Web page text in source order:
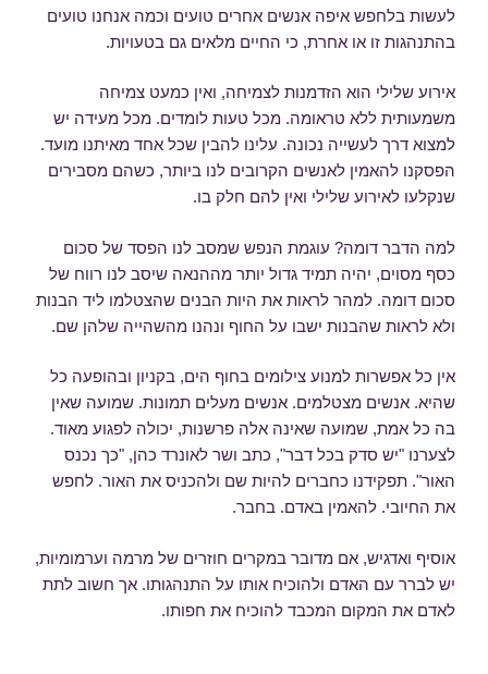
לעשות בלחפש איפה אנשים אחרים טועים וכמה אנחנו טועים
בהתנהגות זו או אחרת, כי החיים מלאים גם בטעויות.
אירוע שלילי הוא הזדמנות לצמיחה, ואין כמעט צמיחה
משמעותית ללא טראומה. מכל טעות לומדים. מכל מעידה יש
למצוא דרך לעשייה נכונה. עלינו להבין שכל אחד מאיתנו מועד.
הפסקנו להאמין לאנשים הקרובים לנו ביותר, כשהם מסבירים
שנקלעו לאירוע שלילי ואין להם חלק בו.
למה הדבר דומה? עוגמת הנפש שמסב לנו הפסד של סכום
כסף מסוים, יהיה תמיד גדול יותר מההנאה שיסב לנו רווח של
סכום דומה. למהר לראות את היות הבנים שהצטלמו ליד הבנות
ולא לראות שהבנות ישבו על החוף ונהנו מהשהייה שלהן שם.
אין כל אפשרות למנוע צילומים בחוף הים, בקניון ובהופעה כל
שהיא. אנשים מצטלמים. אנשים מעלים תמונות. שמועה שאין
בה כל אמת, שמועה שאינה אלה פרשנות, יכולה לפגוע מאוד.
לצערנו "יש סדק בכל דבר", כתב ושר לאונרד כהן, "כך נכנס
האור". תפקידנו כחברים להיות שם ולהכניס את האור. לחפש
את החיובי. להאמין באדם. בחבר.
אוסיף ואדגיש, אם מדובר במקרים חוזרים של מרמה וערמומיות,
יש לברר עם האדם ולהוכיח אותו על התנהגותו. אך חשוב לתת
לאדם את המקום המכבד להוכיח את חפותו.